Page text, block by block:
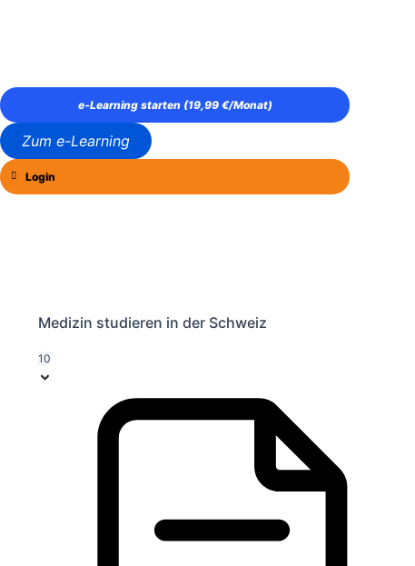
e‑Learning starten (19,99 €/Monat)
Zum e-Learning
Login
Medizin studieren in der Schweiz
10